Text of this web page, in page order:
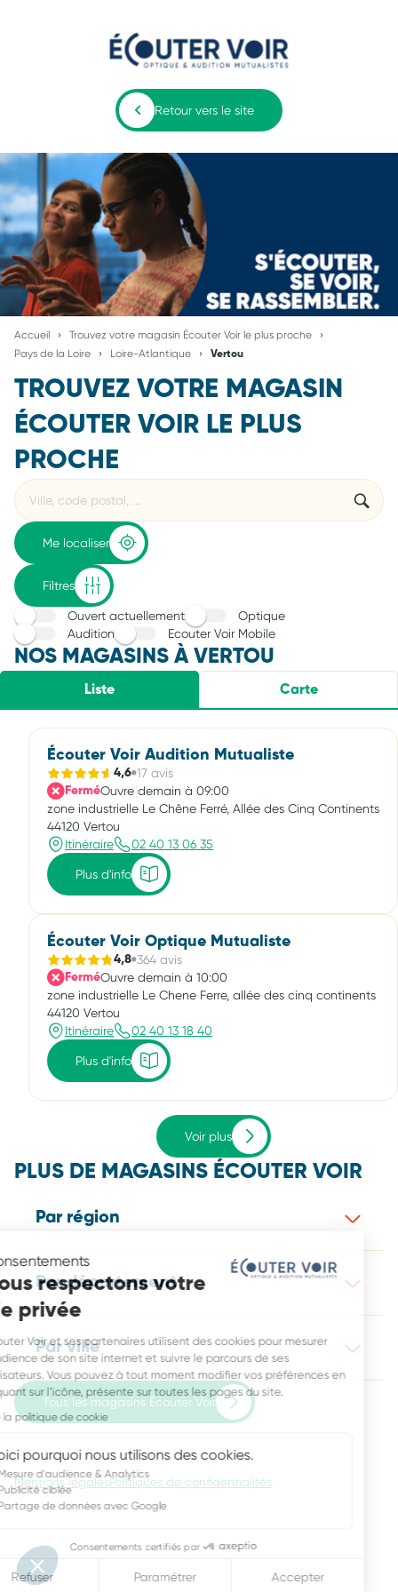
Consentements
Nous respectons votre
vie privée
Écouter Voir et ses partenaires utilisent des cookies pour mesurer
l’audience de son site internet et suivre le parcours de ses
utilisateurs. Vous pouvez à tout moment modifier vos préférences en
cliquant sur l’icône, présente sur toutes les pages du site.
Lire la politique de cookie
Voici pourquoi nous utilisons des cookies.
Mesure d'audience & Analytics
Publicité ciblée
Partage de données avec Google
Consentements certifiés par
Refuser Paramétrer Accepter
Retour vers le site
Accueil
Trouvez votre magasin Écouter Voir le plus proche
Pays de la Loire
Loire-Atlantique Vertou
TROUVEZ VOTRE MAGASIN
ÉCOUTER VOIR LE PLUS
PROCHE
Rechercher
établissement
Veuillez
renseigner
une
adresse
{{count}}
résultat(s)
trouvé(s)
Me localiser
Filtres
Ouvert actuellement
Optique
Audition
Ecouter Voir Mobile
NOS MAGASINS À VERTOU
Liste Carte
Écouter Voir Audition Mutualiste
4,6 17 avis
FerméOuvre demain à 09:00
zone industrielle Le Chêne Ferré, Allée des Cinq Continents
44120 Vertou
Itinéraire
02 40 13 06 35
Plus d'info
Écouter Voir Optique Mutualiste
4,8 364 avis
FerméOuvre demain à 10:00
zone industrielle Le Chene Ferre, allée des cinq continents
44120 Vertou
Itinéraire
02 40 13 18 40
Plus d'info
Voir plus
PLUS DE MAGASINS ÉCOUTER VOIR
Par région
Par département
Par ville
Tous les magasins Écouter Voir
Mentions légalesPolitiques de confidentialités